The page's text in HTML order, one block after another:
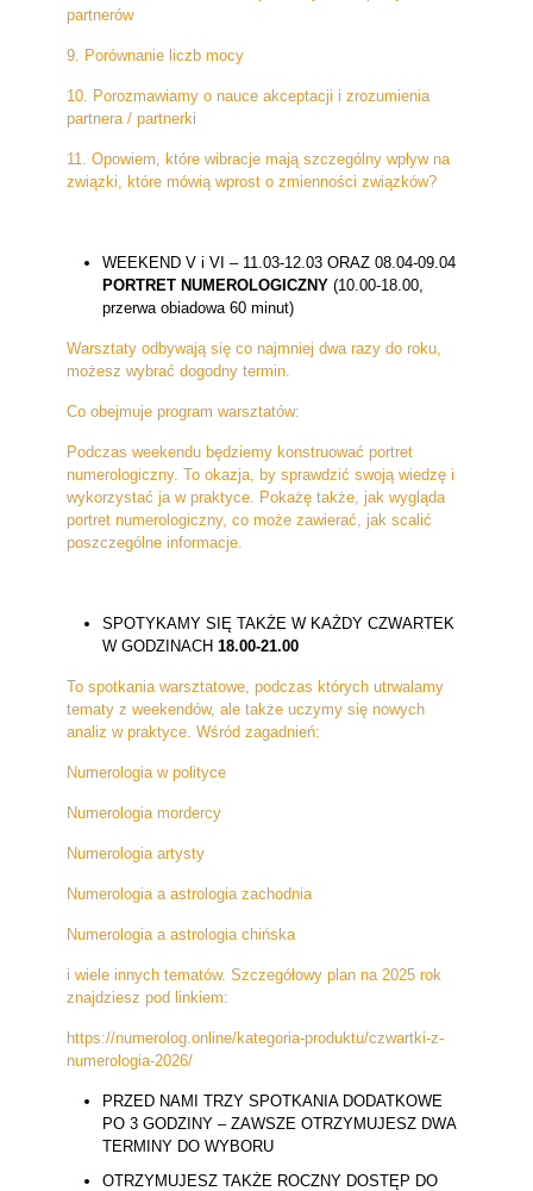
partnerów
9. Porównanie liczb mocy
10. Porozmawiamy o nauce akceptacji i zrozumienia
partnera / partnerki
11. Opowiem, które wibracje mają szczególny wpływ na
związki, które mówią wprost o zmienności związków?
WEEKEND V i VI – 11.03-12.03 ORAZ 08.04-09.04
PORTRET NUMEROLOGICZNY (10.00-18.00,
przerwa obiadowa 60 minut)
Warsztaty odbywają się co najmniej dwa razy do roku,
możesz wybrać dogodny termin.
Co obejmuje program warsztatów:
Podczas weekendu będziemy konstruować portret
numerologiczny. To okazja, by sprawdzić swoją wiedzę i
wykorzystać ja w praktyce. Pokażę także, jak wygląda
portret numerologiczny, co może zawierać, jak scalić
poszczególne informacje.
SPOTYKAMY SIĘ TAKŻE W KAŻDY CZWARTEK
W GODZINACH18.00-21.00
To spotkania warsztatowe, podczas których utrwalamy
tematy z weekendów, ale także uczymy się nowych
analiz w praktyce. Wśród zagadnień:
Numerologia w polityce
Numerologia mordercy
Numerologia artysty
Numerologia a astrologia zachodnia
Numerologia a astrologia chińska
i wiele innych tematów. Szczegółowy plan na 2025 rok
znajdziesz pod linkiem:
https://numerolog.online/kategoria-produktu/czwartki-z-
numerologia-2026/
PRZED NAMI TRZY SPOTKANIA DODATKOWE
PO 3 GODZINY – ZAWSZE OTRZYMUJESZ DWA
TERMINY DO WYBORU
OTRZYMUJESZ TAKŻE ROCZNY DOSTĘP DO